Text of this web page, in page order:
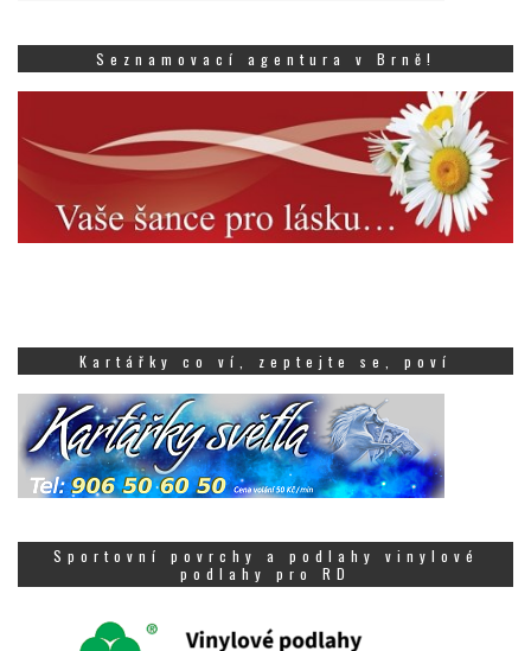
Seznamovací agentura v Brně!
Kartářky co ví, zeptejte se, poví
Sportovní povrchy a podlahy vinylové
podlahy pro RD